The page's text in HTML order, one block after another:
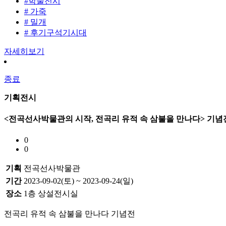
# 가죽
# 밀개
# 후기구석기시대
자세히보기
종료
기획전시
<전곡선사박물관의 시작, 전곡리 유적 속 삼불을 만나다> 기념
0
0
기획 전곡선사박물관
기간 2023-09-02(토) ~ 2023-09-24(일)
장소 1층 상설전시실
전곡리 유적 속 삼불을 만나다 기념전